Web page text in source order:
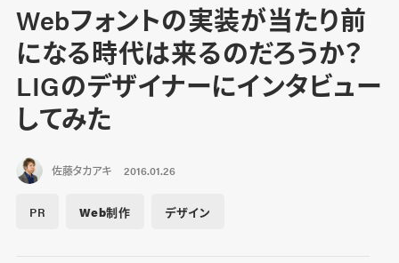
Webフォントの実装が当たり前
になる時代は来るのだろうか？
LIGのデザイナーにインタビュー
してみた
佐藤タカアキ 2016.01.26
PR Web制作 デザイン